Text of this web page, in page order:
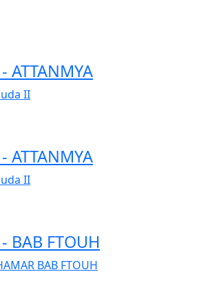
ATTANMYA
II
ATTANMYA
II
BAB FTOUH
BAB FTOUH